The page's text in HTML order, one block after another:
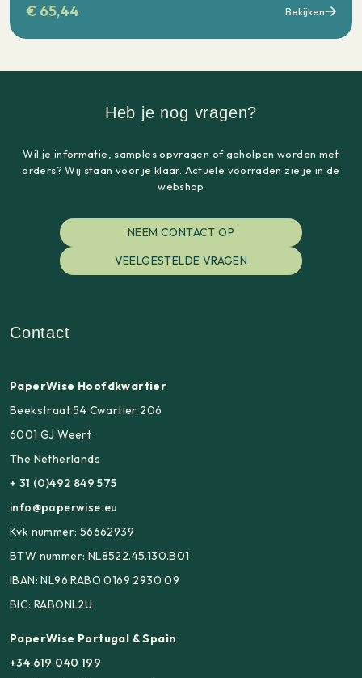
€ 65,44 Bekijken
Heb je nog vragen?
Wil je informatie, samples opvragen of geholpen worden met
orders? Wij staan voor je klaar. Actuele voorraden zie je in de
webshop
NEEM CONTACT OP
VEELGESTELDE VRAGEN
Contact
PaperWise Hoofdkwartier
Beekstraat 54 Cwartier 206
6001 GJ Weert
The Netherlands
+ 31 (0)492 849 575
info@paperwise.eu
Kvk nummer: 56662939
BTW nummer: NL8522.45.130.B01
IBAN: NL96 RABO 0169 2930 09
BIC: RABONL2U
PaperWise Portugal & Spain
+34 619 040 199